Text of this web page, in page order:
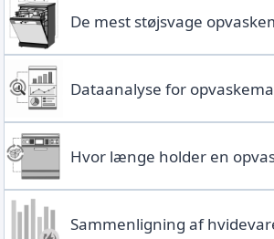
De mest støjsvage
Dataanalyse for
Hvor længe holder en
Sammenligning af